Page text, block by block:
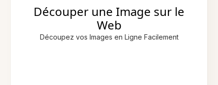
Découper une Image sur le
Web
Découpez vos Images en Ligne Facilement